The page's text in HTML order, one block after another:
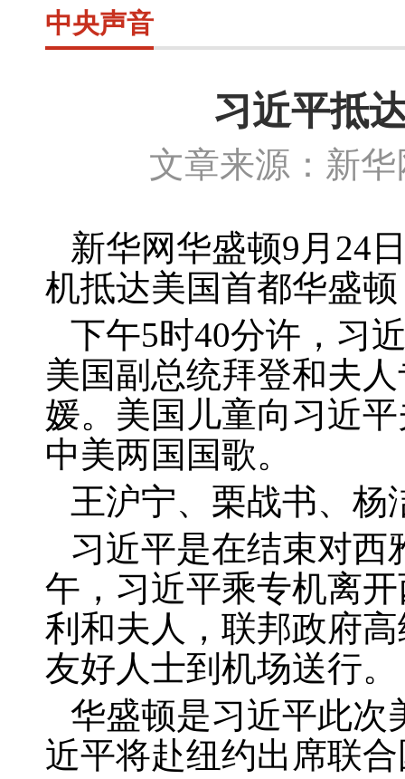
中央声音
习近平抵
文章来源：
新华网华盛顿9 月 24
机抵达美国首都华盛
下午5时40分许，习
美国副总统拜登和夫
媛。美国儿童向习近
中美两国国歌。
王沪宁、栗战书、杨
习近平是在结束对西
午，习近平乘专机离
利和夫人，联邦政府
友好人士到机场送行。
华盛顿是习近平此次
近平将赴纽约出席联